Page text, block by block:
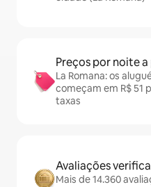
Preços por noite
La Romana: os
começam em R$ 51
taxas
Avaliações
Mais de 14.360